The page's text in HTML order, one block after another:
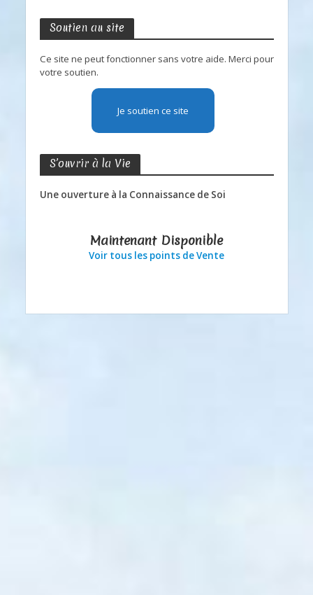
Soutien au site
Ce site ne peut fonctionner sans votre aide. Merci pour
votre soutien.
Je soutien ce site
S’ouvrir à la Vie
Une ouverture à la Connaissance de Soi
Maintenant Disponible
Voir tous les points de Vente